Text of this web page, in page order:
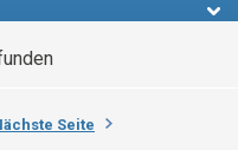
Seite